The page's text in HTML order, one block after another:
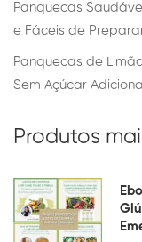
Panquecas
e Fáceis de
Panquecas de
Sem Açúcar
Produtos